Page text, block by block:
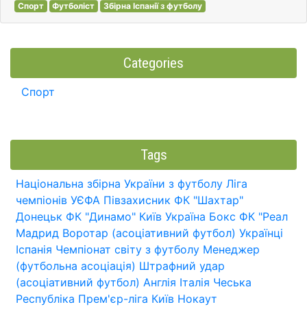
Спорт Футболіст Збірна Іспанії з футболу
Categories
Спорт
Tags
Національна збірна України з футболу Ліга
чемпіонів УЄФА Півзахисник ФК "Шахтар"
Донецьк ФК "Динамо" Київ Україна Бокс ФК "Реал
Мадрид Воротар (асоціативний футбол) Українці
Іспанія Чемпіонат світу з футболу Менеджер
(футбольна асоціація) Штрафний удар
(асоціативний футбол) Англія Італія Чеська
Республіка Прем'єр-ліга Київ Нокаут